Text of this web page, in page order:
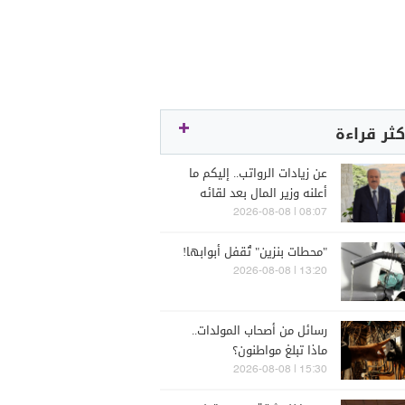
قراءة
عن زيادات الرواتب.. إليكم ما
أعلنه وزير المال بعد لقائه
الراعي
08:07 | 2026-08-08
"محطات بنزين" تُقفل أبوابها!
13:20 | 2026-08-08
رسائل من أصحاب المولدات..
ماذا تبلغ مواطنون؟
15:30 | 2026-08-08